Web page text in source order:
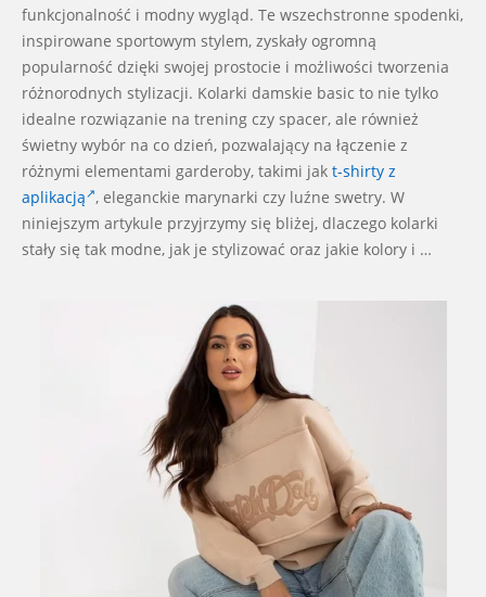
funkcjonalność i modny wygląd. Te wszechstronne spodenki,
inspirowane sportowym stylem, zyskały ogromną
popularność dzięki swojej prostocie i możliwości tworzenia
różnorodnych stylizacji. Kolarki damskie basic to nie tylko
idealne rozwiązanie na trening czy spacer, ale również
świetny wybór na co dzień, pozwalający na łączenie z
różnymi elementami garderoby, takimi jak t-shirty z
aplikacją , eleganckie marynarki czy luźne swetry. W
niniejszym artykule przyjrzymy się bliżej, dlaczego kolarki
stały się tak modne, jak je stylizować oraz jakie kolory i …